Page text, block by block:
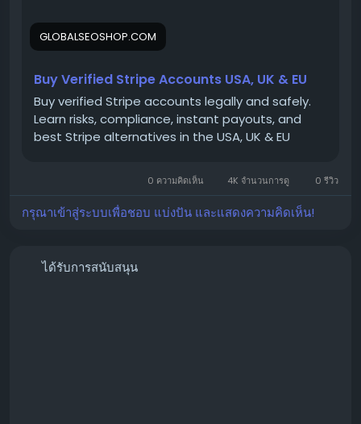
#Stripe2025
#OnlinePaymentAccounts
#PaymentGateway
#StripeSolutions
activated, secure, and perfect for global payments,
eCommerce,
👉 Order Now:
https://globalseoshop.com/product/buy-verified-
stripe-accounts
📱 WhatsApp: +1 864 708 8783
GLOBALSEOSHOP.COM
Buy Verified Stripe Accounts USA, UK & EU
Buy verified Stripe accounts legally and safely.
Learn risks, compliance, instant payouts, and
best Stripe alternatives in the USA, UK & EU
0 ความคิดเห็น 4K จำนวนการดู 0 รีวิว
กรุณาเข้าสู่ระบบเพื่อชอบ แบ่งปัน และแสดงความคิดเห็น!
ได้รับการสนับสนุน